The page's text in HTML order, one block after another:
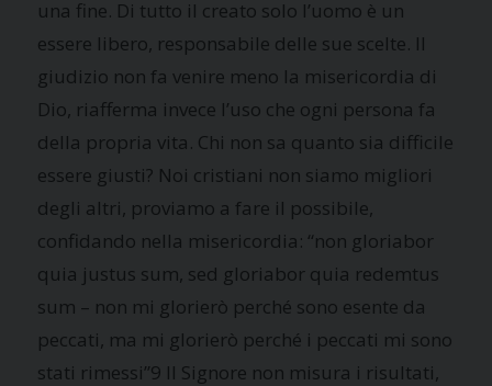
una fine. Di tutto il creato solo l’uomo è un
essere libero, responsabile delle sue scelte. Il
giudizio non fa venire meno la misericordia di
Dio, riafferma invece l’uso che ogni persona fa
della propria vita. Chi non sa quanto sia difficile
essere giusti? Noi cristiani non siamo migliori
degli altri, proviamo a fare il possibile,
confidando nella misericordia: “non gloriabor
quia justus sum, sed gloriabor quia redemtus
sum – non mi glorierò perché sono esente da
peccati, ma mi glorierò perché i peccati mi sono
stati rimessi”9 Il Signore non misura i risultati,